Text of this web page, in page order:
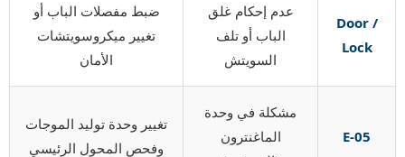
Door /
Lock
عدم إحكام غلق
الباب أو تلف
السويتش
ضبط مفصلات الباب أو
تغيير ميكروسويتشات
الأمان
E-05
مشكلة في وحدة
الماغنترون
تغيير وحدة توليد الموجات
وفحص المحول الرئيسي